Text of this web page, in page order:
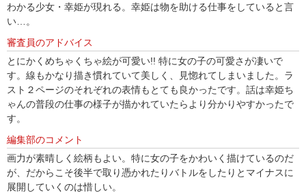
わかる少女・幸姫が現れる。幸姫は物を助ける仕事をしていると言
い…。
審査員のアドバイス
とにかくめちゃくちゃ絵が可愛い!! 特に女の子の可愛さが凄いで
す。線もかなり描き慣れていて美しく、見惚れてしまいました。ラ
スト２ページのそれぞれの表情もとても良かったです。話は幸姫ち
ゃんの普段の仕事の様子が描かれていたらより分かりやすかったで
す。
編集部のコメント
画力が素晴しく絵柄もよい。特に女の子をかわいく描けているのだ
が、だからこそ後半で取り憑かれたりバトルをしたりとマイナスに
展開していくのは惜しい。